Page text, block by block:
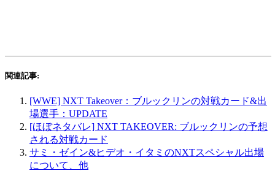
関連記事:
[WWE] NXT Takeover：ブルックリンの対戦カード&出
場選手：UPDATE
[ほぼネタバレ] NXT TAKEOVER: ブルックリンの予想
される対戦カード
サミ・ゼイン&ヒデオ・イタミのNXTスペシャル出場
について、他